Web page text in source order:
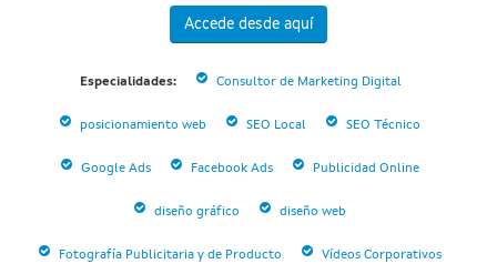
Accede desde aquí
Especialidades: Consultor de Marketing Digital
posicionamiento web SEO Local SEO Técnico
Google Ads Facebook Ads Publicidad Online
diseño gráfico diseño web
Fotografía Publicitaria y de Producto Vídeos Corporativos